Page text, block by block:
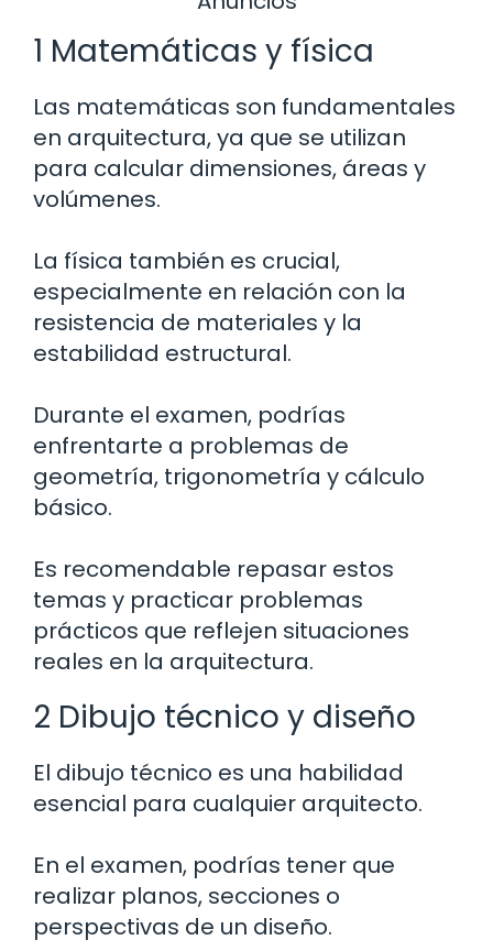
1 Matemáticas y física
Las matemáticas son fundamentales
en arquitectura, ya que se utilizan
para calcular dimensiones, áreas y
volúmenes.
La física también es crucial,
especialmente en relación con la
resistencia de materiales y la
estabilidad estructural.
Durante el examen, podrías
enfrentarte a problemas de
geometría, trigonometría y cálculo
básico.
Es recomendable repasar estos
temas y practicar problemas
prácticos que reflejen situaciones
reales en la arquitectura.
2 Dibujo técnico y diseño
El dibujo técnico es una habilidad
esencial para cualquier arquitecto.
En el examen, podrías tener que
realizar planos, secciones o
perspectivas de un diseño.